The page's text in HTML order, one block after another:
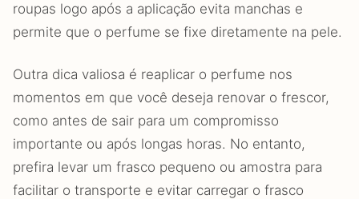
roupas logo após a aplicação evita manchas e
permite que o perfume se fixe diretamente na pele.
Outra dica valiosa é reaplicar o perfume nos
momentos em que você deseja renovar o frescor,
como antes de sair para um compromisso
importante ou após longas horas. No entanto,
prefira levar um frasco pequeno ou amostra para
facilitar o transporte e evitar carregar o frasco